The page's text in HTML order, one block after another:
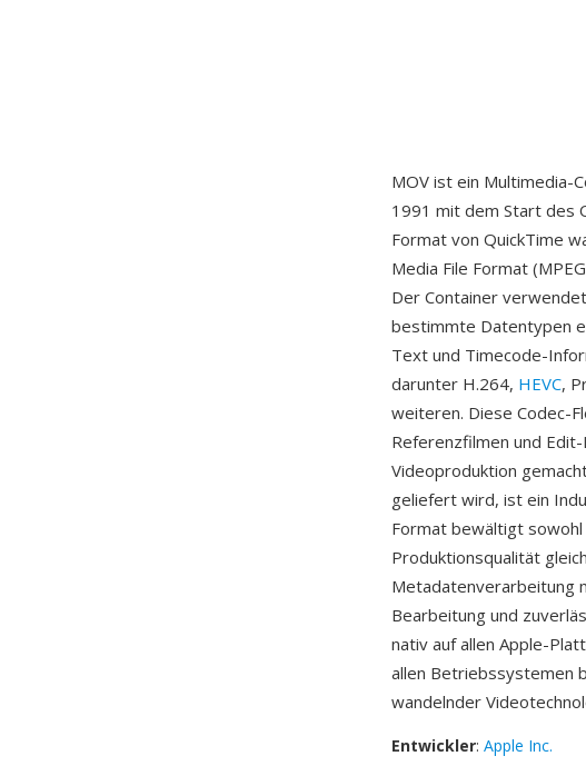
MOV ist ein Multimedia-
1991 mit dem Start des
Format von QuickTime
Media File Format
Der Container
bestimmte Datentypen
Text und Timecode-
darunter H.264, HEVC,
weiteren. Diese Codec-
Referenzfilmen und
Videoproduktion
geliefert wird, ist ein
Format bewältigt
Produktionsqualität
Metadatenverarbeitung
Bearbeitung und
nativ auf allen Apple-
allen Betriebssystemen
wandelnder
Entwickler: Apple Inc.